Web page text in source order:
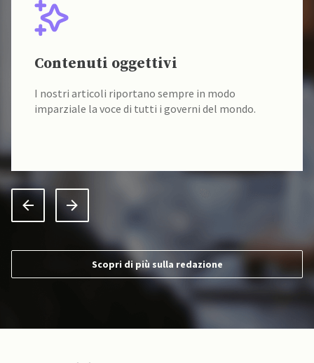
Contenuti oggettivi
I nostri articoli riportano sempre in modo
imparziale la voce di tutti i governi del mondo.
Scopri di più sulla redazione